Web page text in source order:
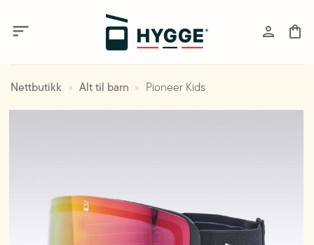
Nettbutikk » Alt til barn » Pioneer Kids